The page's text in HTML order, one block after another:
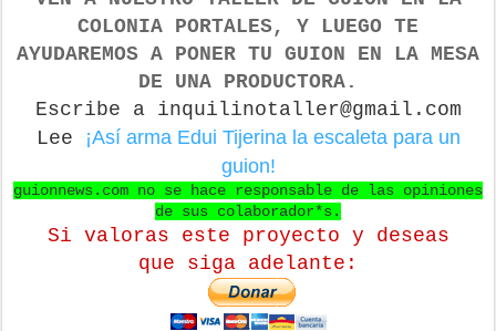
COLONIA PORTALES, Y LUEGO TE
AYUDAREMOS A PONER TU GUION EN LA MESA
DE UNA PRODUCTORA.
Escribe a inquilinotaller@gmail.com
Lee
¡Así arma Edui Tijerina la escaleta para un
guion!
guionnews.com no se hace responsable de las opiniones
de sus colaborador*s.
Si valoras este proyecto y deseas
que siga adelante: